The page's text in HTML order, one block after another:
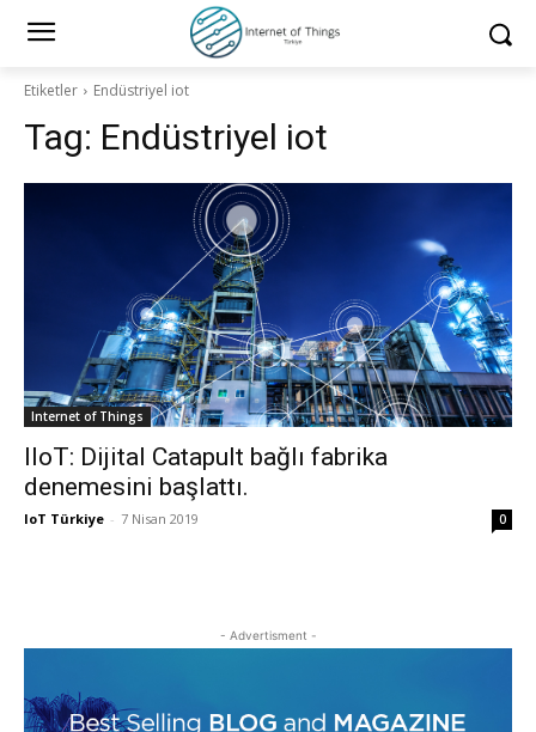
Etiketler Endüstriyel iot
Tag: Endüstriyel iot
Internet of Things
IIoT: Dijital Catapult bağlı fabrika
denemesini başlattı.
IoT Türkiye - 7 Nisan 2019 0
- Advertisment -